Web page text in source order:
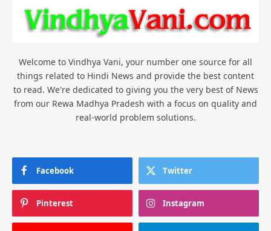
Welcome to Vindhya Vani, your number one source for all
things related to Hindi News and provide the best content
to read. We're dedicated to giving you the very best of News
from our Rewa Madhya Pradesh with a focus on quality and
real-world problem solutions.
Facebook Twitter
Pinterest Instagram